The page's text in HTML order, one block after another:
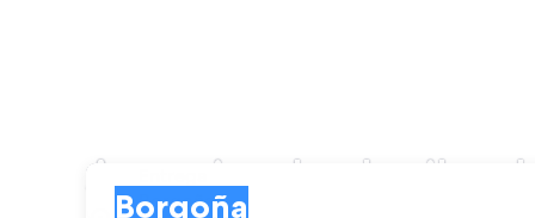
Agencias de alquiler
Borgoña